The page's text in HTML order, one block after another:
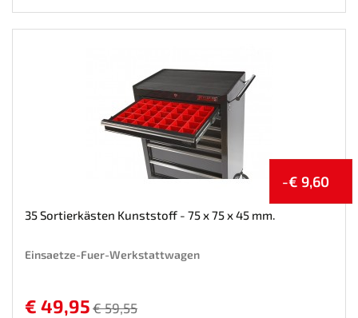
-€ 9,60
35 Sortierkästen Kunststoff - 75 x 75 x 45 mm.
Einsaetze-Fuer-Werkstattwagen
€ 49,95 € 59,55